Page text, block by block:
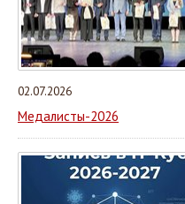
02.07.2026
Медалисты-2026